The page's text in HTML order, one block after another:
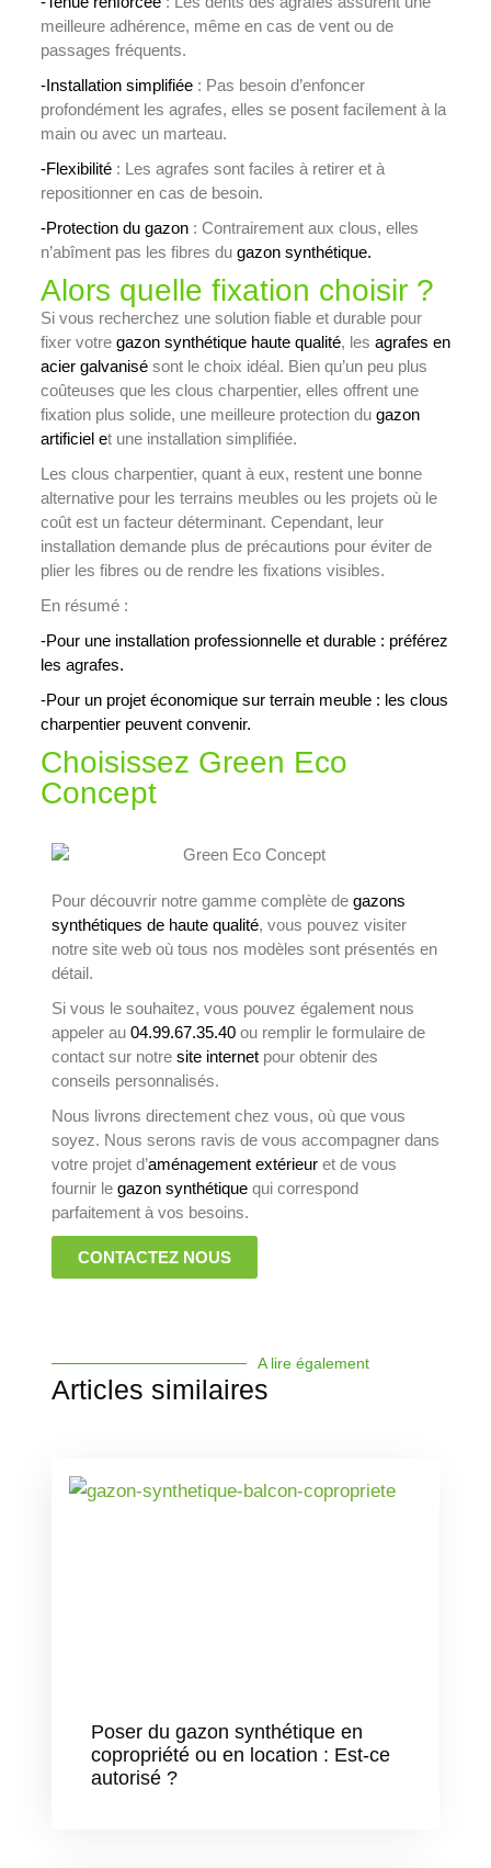
meilleure adhérence, même en cas de vent ou de
passages fréquents.
-Installation simplifiée: Pas besoin d’enfoncer
profondément les agrafes, elles se posent facilement à la
main ou avec un marteau.
-Flexibilité: Les agrafes sont faciles à retirer et à
repositionner en cas de besoin.
-Protection du gazon: Contrairement aux clous, elles
n’abîment pas les fibres du gazon synthétique.
Alors quelle fixation choisir ?
Si vous recherchez une solution fiable et durable pour
fixer votre gazon synthétique haute qualité, les agrafes en
acier galvanisésont le choix idéal. Bien qu’un peu plus
coûteuses que les clous charpentier, elles offrent une
fixation plus solide, une meilleure protection du gazon
artificiel et une installation simplifiée.
Les clous charpentier, quant à eux, restent une bonne
alternative pour les terrains meubles ou les projets où le
coût est un facteur déterminant. Cependant, leur
installation demande plus de précautions pour éviter de
plier les fibres ou de rendre les fixations visibles.
En résumé :
-Pour une installation professionnelle et durable : préférez
les agrafes.
-Pour un projet économique sur terrain meuble : les clous
charpentier peuvent convenir.
Choisissez Green Eco
Concept
Pour découvrir notre gamme complète de gazons
synthétiques de haute qualité, vous pouvez visiter
notre site web où tous nos modèles sont présentés en
détail.
Si vous le souhaitez, vous pouvez également nous
appeler au 04.99.67.35.40ou remplir le formulaire de
contact sur notre site internetpour obtenir des
conseils personnalisés.
Nous livrons directement chez vous, où que vous
soyez. Nous serons ravis de vous accompagner dans
votre projet d’aménagement extérieuret de vous
fournir le gazon synthétiquequi correspond
parfaitement à vos besoins.
CONTACTEZ NOUS
A lire également
Articles similaires
Poser du gazon synthétique en
copropriété ou en location : Est-ce
autorisé ?